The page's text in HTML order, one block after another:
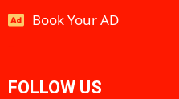
Book Your AD
FOLLOW US